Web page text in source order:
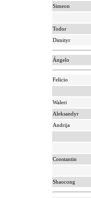
Simeon
Todor
Dimityr
Ángelo
Felicio
Waleri
Aleksandyr
Andrija
Constantin
Shaocong